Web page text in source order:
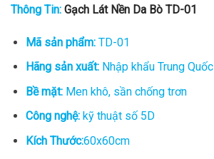
Thông Tin: Gạch Lát Nền Da Bò TD-01
Mã sản phẩm:TD-01
Hãng sản xuất:Nhập khẩu Trung Quốc
Bề mặt:Men khô, sần chống trơn
Công nghệ:kỹ thuật số 5D
Kích Thước:60x60cm